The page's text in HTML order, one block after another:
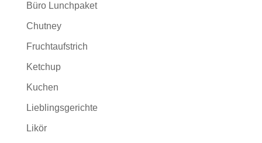
Büro Lunchpaket
Chutney
Fruchtaufstrich
Ketchup
Kuchen
Lieblingsgerichte
Likör